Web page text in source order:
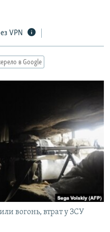
VPN
в Google
вогонь, втрат у ЗСУ